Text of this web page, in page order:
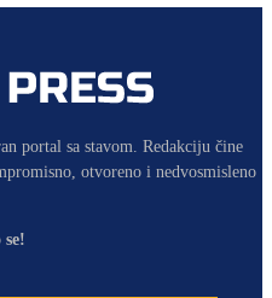
portal sa stavom. Redakciju čine
otvoreno i nedvosmisleno